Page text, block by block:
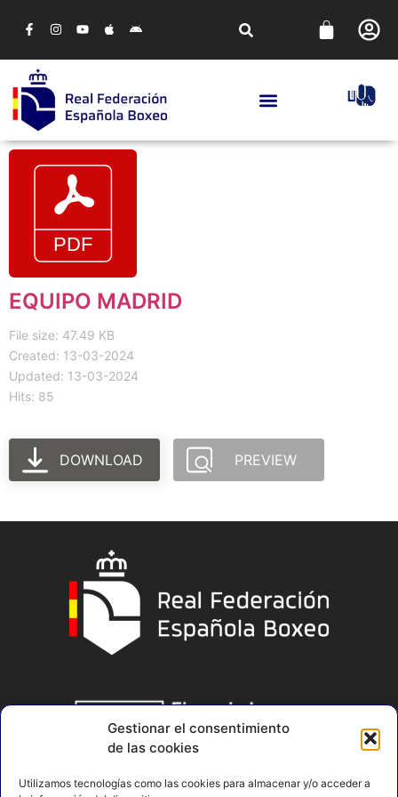
Gestionar el consentimiento
de las cookies
Utilizamos tecnologías como las cookies para almacenar y/o acceder a
EQUIPO MADRID
File size: 47.49 KB
Created: 13-03-2024
Updated: 13-03-2024
Hits: 85
DOWNLOAD PREVIEW